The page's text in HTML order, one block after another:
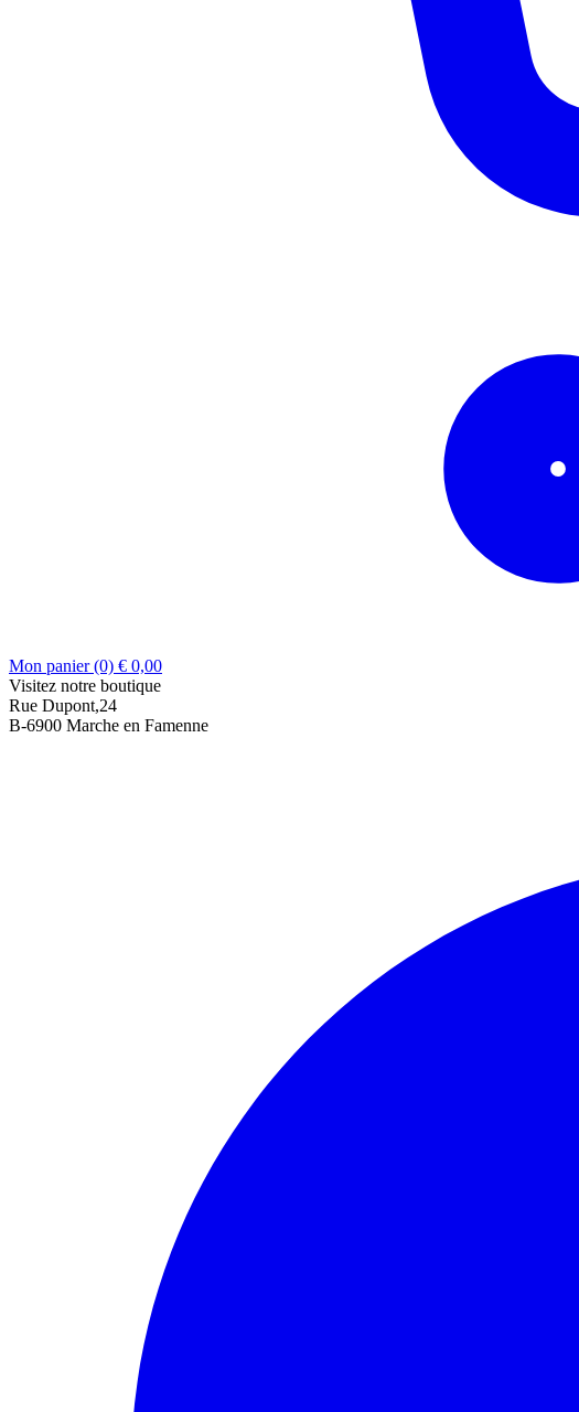
Mon panier (0) € 0,00
Visitez notre boutique
Rue Dupont,24
B-6900 Marche en Famenne